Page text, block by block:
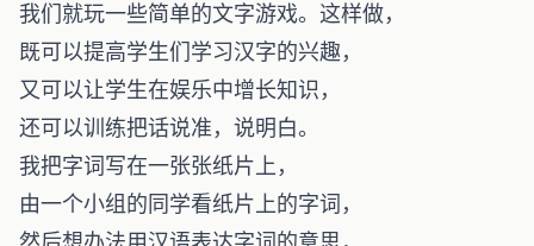
我们就玩一些简单的文字游戏。这样做，
既可以提高学生们学习汉字的兴趣，
又可以让学生在娱乐中增长知识，
还可以训练把话说准，说明白。
我把字词写在一张张纸片上，
由一个小组的同学看纸片上的字词，